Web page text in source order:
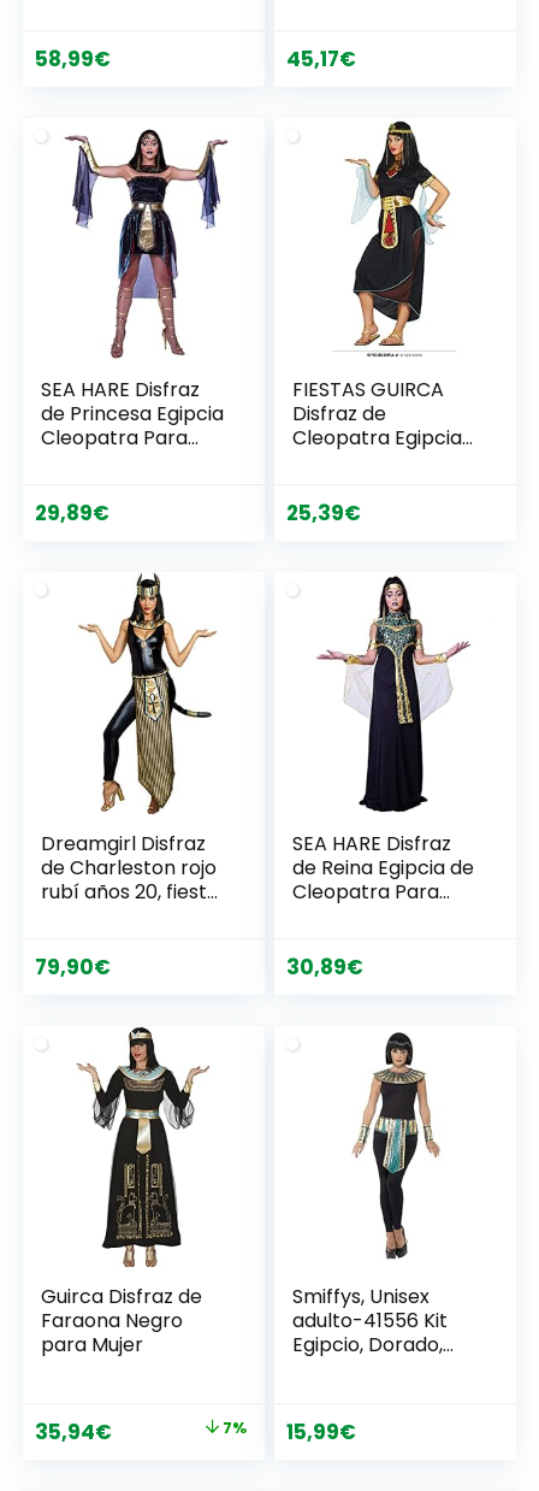
58,99€
Cabeza, Color Rojo,
45,17€
SEA HARE Disfraz
de Princesa Egipcia
Cleopatra Para
29,89€
FIESTAS GUIRCA
Disfraz de
Cleopatra Egipcia
25,39€
Dreamgirl Disfraz
de Charleston rojo
rubí años 20, fiesta
79,90€
SEA HARE Disfraz
de Reina Egipcia de
Cleopatra Para
30,89€
Guirca Disfraz de
Faraona Negro
para Mujer
El
35,94€ 7%
Smiffys, Unisex
adulto-41556 Kit
Egipcio, Dorado,
cinturón, Color Oro,
Tamaño único
15,99€